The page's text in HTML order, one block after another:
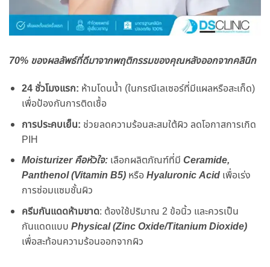
70% ของผลลัพธ์ที่ดีมาจากพฤติกรรมของคุณหลังออกจากคลินิก
24 ชั่วโมงแรก: ห้ามโดนน้ำ (ในกรณีเลเซอร์ที่มีแผลหรือสะเก็ด)
เพื่อป้องกันการติดเชื้อ
การประคบเย็น: ช่วยลดความร้อนสะสมใต้ผิว ลดโอกาสการเกิด
PIH
Moisturizer คือหัวใจ:เลือกผลิตภัณฑ์ที่มี Ceramide,
Panthenol (Vitamin B5)หรือHyaluronic Acidเพื่อเร่ง
การซ่อมแซมชั้นผิว
ครีมกันแดดห้ามขาด: ต้องใช้ปริมาณ 2 ข้อนิ้ว และควรเป็น
กันแดดแบบ Physical (Zinc Oxide/Titanium Dioxide)
เพื่อสะท้อนความร้อนออกจากผิว